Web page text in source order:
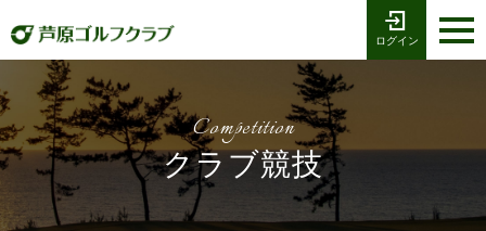
ログイン
お電話でのご予約
Tel 0776-79-1111
ホーム
海コース
湖コース
Competition
クラブ競技